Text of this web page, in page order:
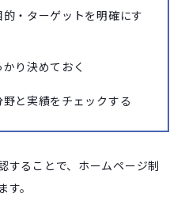
・ターゲットを明確にす
り決めておく
と実績をチェックする
することで、ホームページ制
。